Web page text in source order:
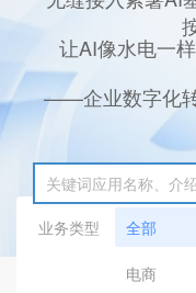
让AI像水电一
——企业数字化转
业务类型
全部
电商